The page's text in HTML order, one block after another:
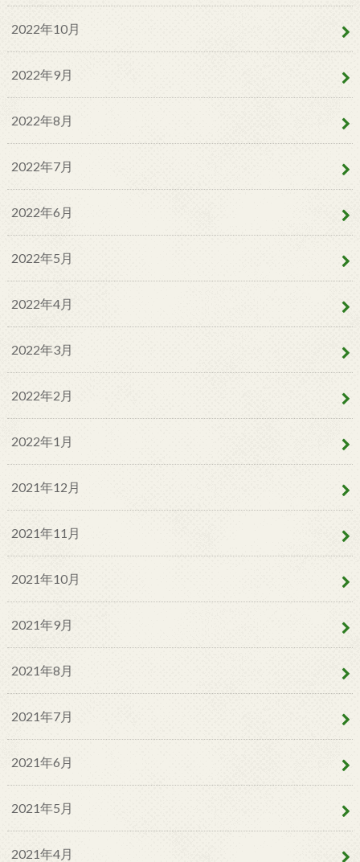
2022年10月
2022年9月
2022年8月
2022年7月
2022年6月
2022年5月
2022年4月
2022年3月
2022年2月
2022年1月
2021年12月
2021年11月
2021年10月
2021年9月
2021年8月
2021年7月
2021年6月
2021年5月
2021年4月